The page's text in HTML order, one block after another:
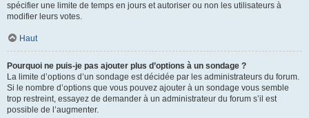
spécifier une limite de temps en jours et autoriser ou non les utilisateurs à
modifier leurs votes.
Haut
Pourquoi ne puis-je pas ajouter plus d’options à un sondage ?
La limite d’options d’un sondage est décidée par les administrateurs du forum.
Si le nombre d’options que vous pouvez ajouter à un sondage vous semble
trop restreint, essayez de demander à un administrateur du forum s’il est
possible de l’augmenter.